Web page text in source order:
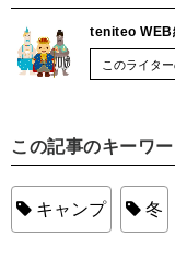
teniteo WEB
このライタ
この記事のキーワ
キャンプ 冬